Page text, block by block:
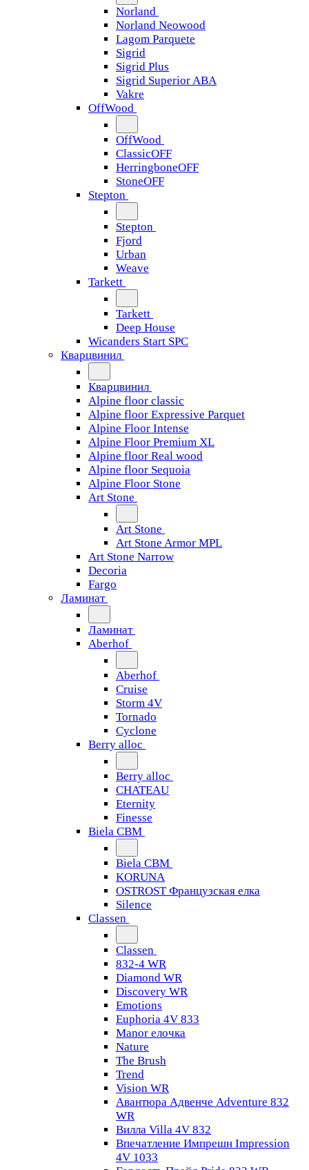
Norland
Norland Neowood
Lagom Parquete
Sigrid
Sigrid Plus
Sigrid Superior ABA
Vakre
OffWood
OffWood
ClassicOFF
HerringboneOFF
StoneOFF
Stepton
Stepton
Fjord
Urban
Weave
Tarkett
Tarkett
Deep House
Wicanders Start SPC
Кварцвинил
Кварцвинил
Alpine floor classic
Alpine floor Expressive Parquet
Alpine Floor Intense
Alpine Floor Premium XL
Alpine floor Real wood
Alpine floor Sequoia
Alpine Floor Stone
Art Stone
Art Stone
Art Stone Armor MPL
Art Stone Narrow
Decoria
Fargo
Ламинат
Ламинат
Aberhof
Aberhof
Cruise
Storm 4V
Tornado
Сyclone
Berry alloc
Berry alloc
CHATEAU
Eternity
Finesse
Biela CBM
Biela CBM
KORUNA
OSTROST Французская елка
Silence
Classen
Classen
832-4 WR
Diamond WR
Discovery WR
Emotions
Euphoria 4V 833
Manor елочка
Nature
The Brush
Trend
Vision WR
Авантюра Адвенче Adventure 832
WR
Вилла Villa 4V 832
Впечатление Импрешн Impression
4V 1033